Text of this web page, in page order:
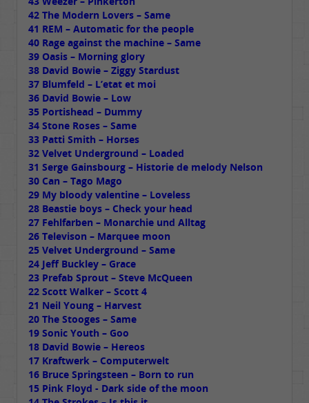
42 The Modern Lovers – Same
41 REM – Automatic for the people
40 Rage against the machine – Same
39 Oasis – Morning glory
38 David Bowie – Ziggy Stardust
37 Blumfeld – L’etat et moi
36 David Bowie – Low
35 Portishead – Dummy
34 Stone Roses – Same
33 Patti Smith – Horses
32 Velvet Underground – Loaded
31 Serge Gainsbourg – Historie de melody Nelson
30 Can – Tago Mago
29 My bloody valentine – Loveless
28 Beastie boys – Check your head
27 Fehlfarben – Monarchie und Alltag
26 Televison – Marquee moon
25 Velvet Underground – Same
24 Jeff Buckley – Grace
23 Prefab Sprout – Steve McQueen
22 Scott Walker – Scott 4
21 Neil Young – Harvest
20 The Stooges – Same
19 Sonic Youth – Goo
18 David Bowie – Hereos
17 Kraftwerk – Computerwelt
16 Bruce Springsteen – Born to run
15 Pink Floyd - Dark side of the moon